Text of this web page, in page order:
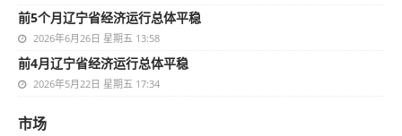
前5个月辽宁省经济运行总体平稳
2026年6月26日 星期五 13:58
前4月辽宁省经济运行总体平稳
2026年5月22日 星期五 17:34
市场